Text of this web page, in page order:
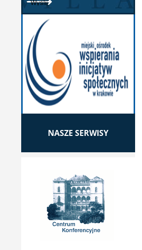
NASZE SERWISY